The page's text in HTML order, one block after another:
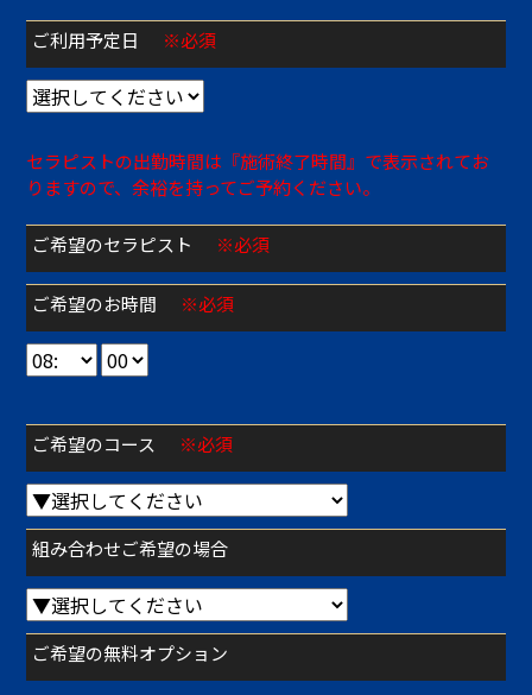
ご利用予定日 ※必須
セラピストの出勤時間は『施術終了時間』で表示されてお
りますので、余裕を持ってご予約ください。
ご希望のセラピスト ※必須
ご希望のお時間 ※必須
ご希望のコース ※必須
組み合わせご希望の場合
ご希望の無料オプション